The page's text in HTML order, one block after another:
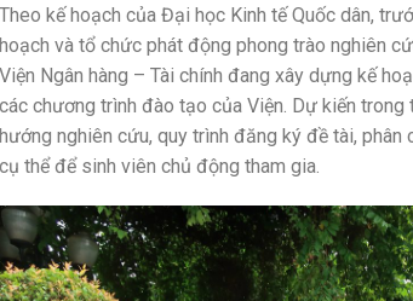
Theo kế hoạch của Đại học Kinh tế Quốc dân,
hoạch và tổ chức phát động phong trào nghiên
Viện Ngân hàng – Tài chính đang xây dựng kế
các chương trình đào tạo của Viện. Dự kiến
hướng nghiên cứu, quy trình đăng ký đề tài,
cụ thể để sinh viên chủ động tham gia.